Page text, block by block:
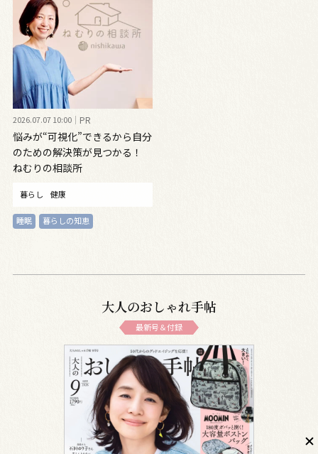
2026.07.07 10:00 PR
悩みが“可視化”できるから自分
のための解決策が見つかる！
ねむりの相談所
暮らし 健康
睡眠 暮らしの知恵
大人のおしゃれ手帖
最新号＆付録